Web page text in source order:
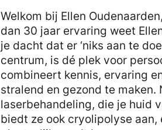
Welkom bij Ellen
dan 30 jaar ervaring weet
je dacht dat er ‘niks aan te
centrum, is dé plek voor
combineert kennis, ervaring
stralend en gezond te
laserbehandeling, die je huid
biedt ze ook cryolipolyse